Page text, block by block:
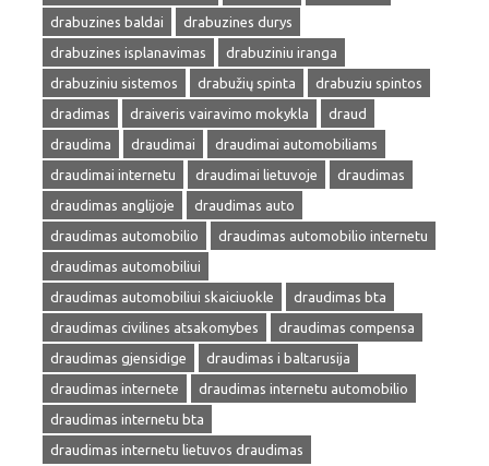
drabuzines baldai
drabuzines durys
drabuzines isplanavimas
drabuziniu iranga
drabuziniu sistemos
drabužių spinta
drabuziu spintos
dradimas
draiveris vairavimo mokykla
draud
draudima
draudimai
draudimai automobiliams
draudimai internetu
draudimai lietuvoje
draudimas
draudimas anglijoje
draudimas auto
draudimas automobilio
draudimas automobilio internetu
draudimas automobiliui
draudimas automobiliui skaiciuokle
draudimas bta
draudimas civilines atsakomybes
draudimas compensa
draudimas gjensidige
draudimas i baltarusija
draudimas internete
draudimas internetu automobilio
draudimas internetu bta
draudimas internetu lietuvos draudimas